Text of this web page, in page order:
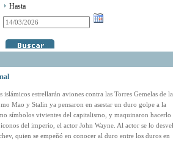
Hasta
estrellarán aviones contra las Torres Gemelas de la
Mao y Stalin ya pensaron en asestar un duro golpe a la
símbolos vivientes del capitalismo, y maquinaron hacerlo
del imperio, el actor John Wayne. Al actor se lo
quien se empeñó en conocer al duro entre los duros en